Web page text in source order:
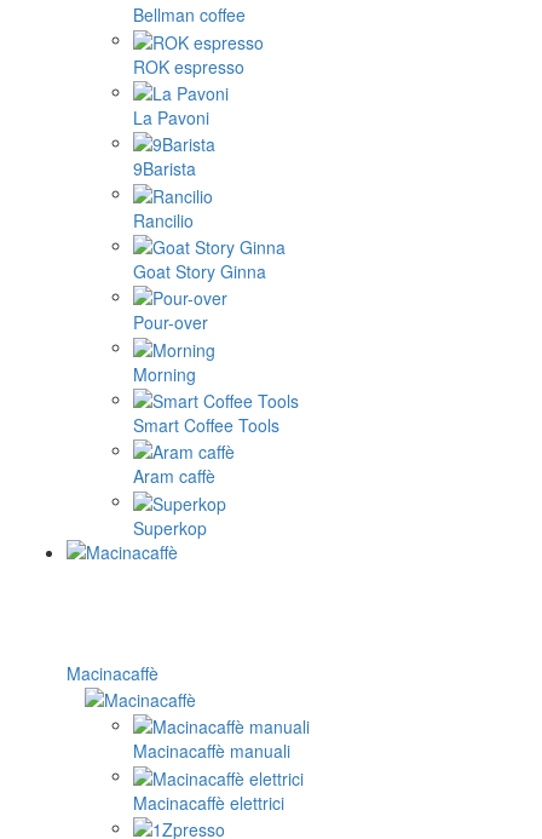
Bellman coffee
ROK espresso
La Pavoni
9Barista
Rancilio
Goat Story Ginna
Pour-over
Morning
Smart Coffee Tools
Aram caffè
Superkop
Macinacaffè
Macinacaffè manuali
Macinacaffè elettrici